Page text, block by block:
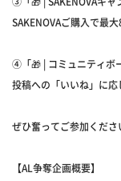
SAKENOVAご購入で最
④「🎁 | コミュニティボ
投稿への「いいね」に
ぜひ奮ってご参加くださ
【AL争奪企画概要】